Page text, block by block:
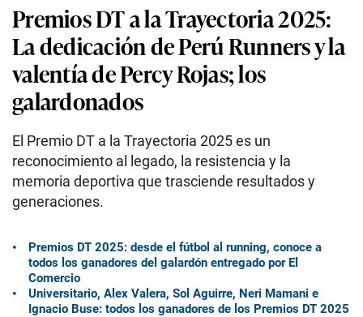
Premios DT a la Trayectoria 2025:
La dedicación de Perú Runners y la
valentía de Percy Rojas; los
galardonados
El Premio DT a la Trayectoria 2025 es un
reconocimiento al legado, la resistencia y la
memoria deportiva que trasciende resultados y
generaciones.
Premios DT 2025: desde el fútbol al running, conoce a
todos los ganadores del galardón entregado por El
Comercio
Universitario, Alex Valera, Sol Aguirre, Neri Mamani e
Ignacio Buse: todos los ganadores de los Premios DT 2025